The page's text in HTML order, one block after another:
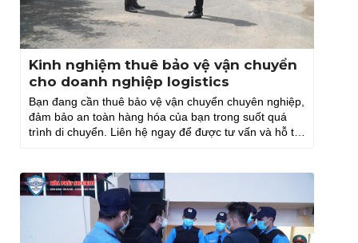
Kinh nghiệm thuê bảo vệ vận chuyển
cho doanh nghiệp logistics
Bạn đang cần thuê bảo vệ vận chuyển chuyên nghiệp,
đảm bảo an toàn hàng hóa của bạn trong suốt quá
trình di chuyển. Liên hệ ngay để được tư vấn và hỗ trợ